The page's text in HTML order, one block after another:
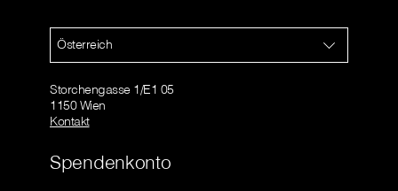
Österreich
Storchengasse 1/E1 05
1150 Wien
Kontakt
Spendenkonto